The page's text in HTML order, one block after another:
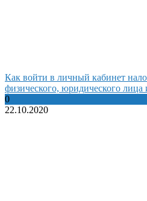
Как войти в личный кабинет
физического, юридического
0
22.10.2020